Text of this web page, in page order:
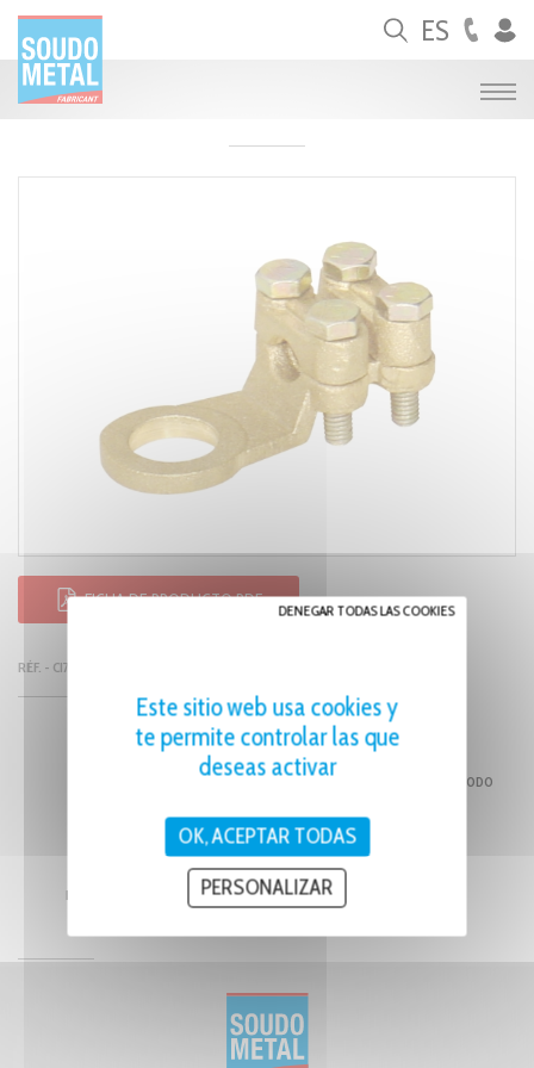
ES
FICHA DE PRODUCTO PDF
RÉF. - CI702
DIÁMETRO MÁXIMAL DEL ELECTRODO
PESO UNITARIO INDICATIVO
Panel de gestión de cookies
Este sitio web usa cookies y
te permite controlar las que
deseas activar
OK, ACEPTAR TODAS
DENEGAR TODAS LAS COOKIES
PERSONALIZAR